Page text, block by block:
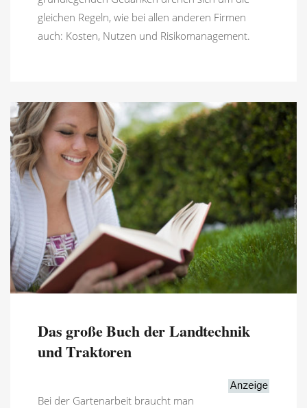
gleichen Regeln, wie bei allen anderen Firmen
auch: Kosten, Nutzen und Risikomanagement.
Das große Buch der Landtechnik
und Traktoren
Bei der Gartenarbeit braucht man